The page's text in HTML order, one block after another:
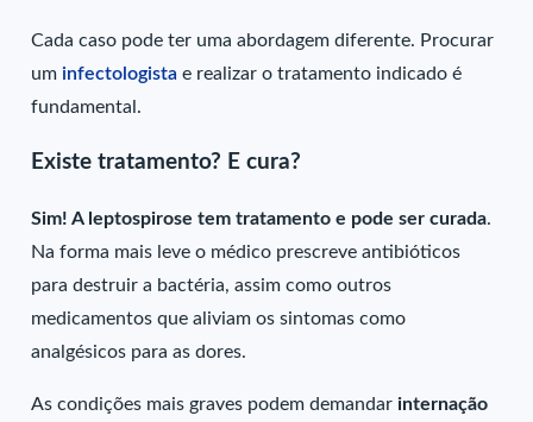
Cada caso pode ter uma abordagem diferente. Procurar
um infectologista e realizar o tratamento indicado é
fundamental.
Existe tratamento? E cura?
Sim! A leptospirose tem tratamento e pode ser curada.
Na forma mais leve o médico prescreve antibióticos
para destruir a bactéria, assim como outros
medicamentos que aliviam os sintomas como
analgésicos para as dores.
As condições mais graves podem demandar internação